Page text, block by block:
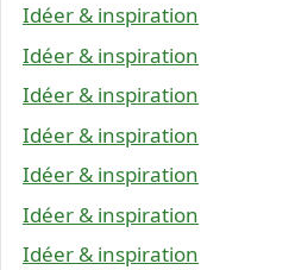
Idéer & inspiration
Idéer & inspiration
Idéer & inspiration
Idéer & inspiration
Idéer & inspiration
Idéer & inspiration
Idéer & inspiration